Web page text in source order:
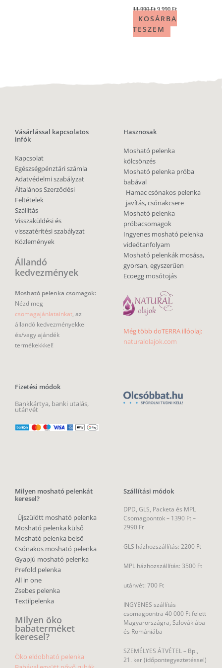
11 990Ft 9 990 Ft
KOSÁRBA
TESZEM
Vásárlással kapcsolatos
infók
Kapcsolat
Egészségpénztári számla
Adatvédelmi szabályzat
Általános Szerződési
Feltételek
Szállítás
Visszaküldési és
visszatérítési szabályzat
Közlemények
Állandó
kedvezmények
Mosható pelenka csomagok:
Nézd meg
csomagajánlatainkat, az
állandó kedvezményekkel
és/vagy ajándék
termékekkkel!
Fizetési módok
Bankkártya, banki utalás,
utánvét
Hasznosak
Mosható pelenka
kölcsönzés
Mosható pelenka próba
babával
Hamac csónakos pelenka
javítás, csónakcsere
Mosható pelenka
próbacsomagok
Ingyenes mosható pelenka
videótanfolyam
Mosható pelenkák mosása,
gyorsan, egyszerűen
Ecoegg mosótojás
Még több doTERRA illóolaj:
naturalolajok.com
Milyen mosható pelenkát
keresel?
Újszülött mosható pelenka
Mosható pelenka külső
Mosható pelenka belső
Csónakos mosható pelenka
Gyapjú mosható pelenka
Prefold pelenka
All in one
Zsebes pelenka
Textilpelenka
Milyen öko
babaterméket
keresel?
Öko eldobható pelenka
Szállítási módok
DPD, GLS, Packeta és MPL
Csomagpontok – 1390 Ft –
2990 Ft
GLS házhozszállítás: 2200 Ft
MPL házhozszállítás: 3500 Ft
utánvét: 700 Ft
INGYENES szállítás
csomagpontra 40 000 Ft felett
Magyarországra, Szlovákiába
és Romániába
SZEMÉLYES ÁTVÉTEL – Bp.,
21. ker (időpontegyeztetéssel)